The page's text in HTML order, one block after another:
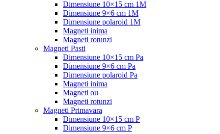
Dimensiune 10×15 cm 1M
Dimensiune 9×6 cm 1M
Dimensiune polaroid 1M
Magneti inima
Magneti rotunzi
Magneti Pasti
Dimensiune 10×15 cm Pa
Dimensiune 9×6 cm Pa
Dimensiune polaroid Pa
Magneti inima
Magneti ou
Magneti rotunzi
Magneti Primavara
Dimensiune 10×15 cm P
Dimensiune 9×6 cm P